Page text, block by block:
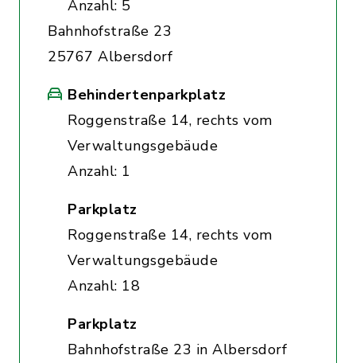
Anzahl: 5
Bahnhofstraße 23
25767 Albersdorf
Behindertenparkplatz
Roggenstraße 14, rechts vom
Verwaltungsgebäude
Anzahl: 1
Parkplatz
Roggenstraße 14, rechts vom
Verwaltungsgebäude
Anzahl: 18
Parkplatz
Bahnhofstraße 23 in Albersdorf